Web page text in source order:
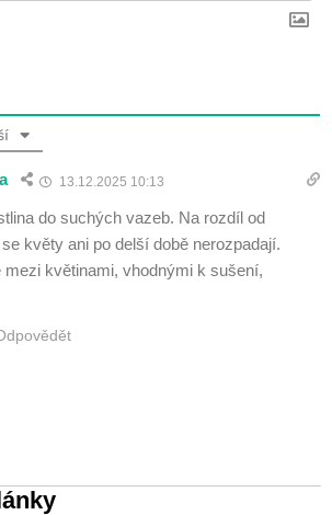
13.12.2025 10:13
do suchých vazeb. Na rozdíl od
květy ani po delší době nerozpadají.
mezi květinami, vhodnými k sušení,